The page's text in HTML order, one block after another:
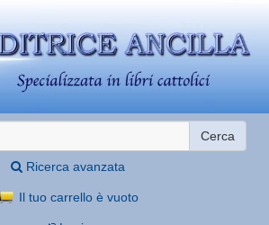
Cerca
Ricerca avanzata
Il tuo carrello è vuoto